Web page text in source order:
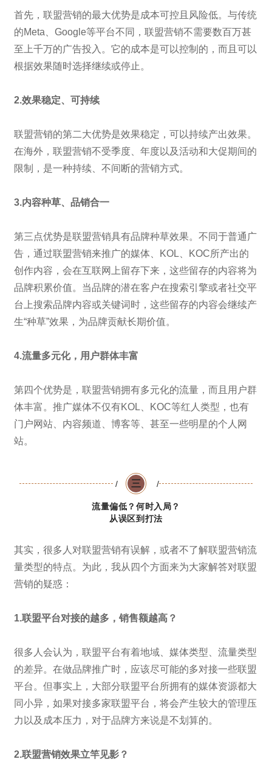
首先，联盟营销的最大优势是成本可控且风险低。与传统
的Meta、Google等平台不同，联盟营销不需要数百万甚
至上千万的广告投入。它的成本是可以控制的，而且可以
根据效果随时选择继续或停止。
2.效果稳定、可持续
联盟营销的第二大优势是效果稳定，可以持续产出效果。
在海外，联盟营销不受季度、年度以及活动和大促期间的
限制，是一种持续、不间断的营销方式。
3.内容种草、品销合一
第三点优势是联盟营销具有品牌种草效果。不同于普通广
告，通过联盟营销来推广的媒体、KOL、KOC所产出的
创作内容，会在互联网上留存下来，这些留存的内容将为
品牌积累价值。当品牌的潜在客户在搜索引擎或者社交平
台上搜索品牌内容或关键词时，这些留存的内容会继续产
生“种草”效果，为品牌贡献长期价值。
4.流量多元化，用户群体丰富
第四个优势是，联盟营销拥有多元化的流量，而且用户群
体丰富。推广媒体不仅有KOL、KOC等红人类型，也有
门户网站、内容频道、博客等、甚至一些明星的个人网
站。
/ 三 /
流量偏低？何时入局？
从误区到打法
其实，很多人对联盟营销有误解，或者不了解联盟营销流
量类型的特点。为此，我从四个方面来为大家解答对联盟
营销的疑惑：
1.联盟平台对接的越多，销售额越高？
很多人会认为，联盟平台有着地域、媒体类型、流量类型
的差异。在做品牌推广时，应该尽可能的多对接一些联盟
平台。但事实上，大部分联盟平台所拥有的媒体资源都大
同小异，如果对接多家联盟平台，将会产生较大的管理压
力以及成本压力，对于品牌方来说是不划算的。
2.联盟营销效果立竿见影？